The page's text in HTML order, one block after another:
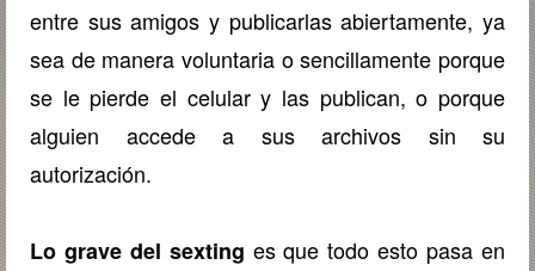
entre sus amigos y publicarlas abiertamente, ya
sea de manera voluntaria o sencillamente porque
se le pierde el celular y las publican, o porque
alguien accede a sus archivos sin su
autorización.
Lo grave del sexting es que todo esto pasa en